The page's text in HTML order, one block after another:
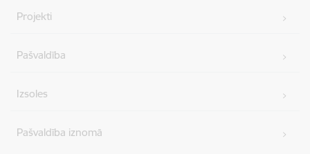
Projekti
Pašvaldība
Izsoles
Pašvaldība iznomā